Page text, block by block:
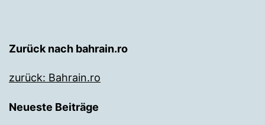
Zurück nach bahrain.ro
zurück: Bahrain.ro
Neueste Beiträge